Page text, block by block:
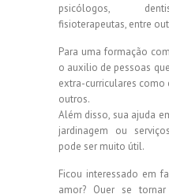
psicólogos,
fisioterapeutas, entre
Para uma formação
o auxilio de pessoas
extra-curriculares como
outros.
Além disso, sua ajuda
jardinagem ou
pode ser muito útil.
Ficou interessado em
amor? Quer se